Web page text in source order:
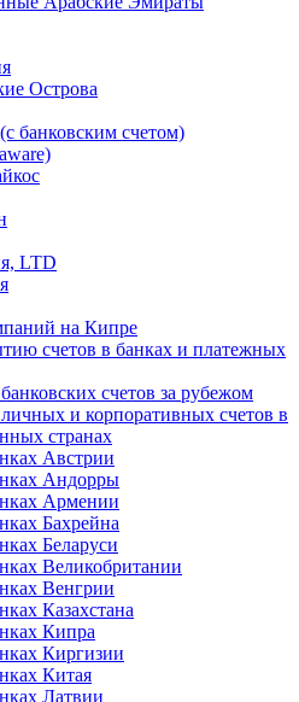
Острова
банковским счетом)
LTD
на Кипре
счетов в банках и платежных
счетов за рубежом
и корпоративных счетов в
странах
Австрии
Андорры
Армении
Бахрейна
Беларуси
Великобритании
Венгрии
Казахстана
Кипра
Киргизии
Китая
Латвии